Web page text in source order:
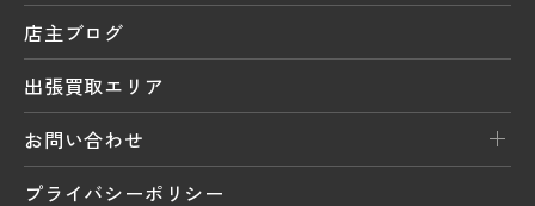
店主ブログ
出張買取エリア
お問い合わせ
プライバシーポリシー